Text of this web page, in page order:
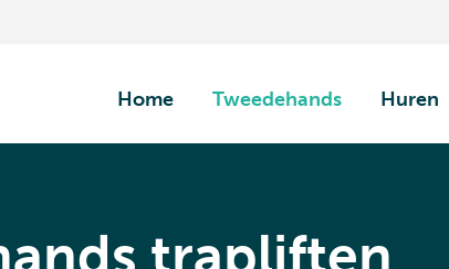
Home Tweedehands Huren
trapliften